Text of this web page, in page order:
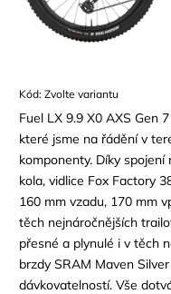
Kód: Zvolte variantu
Fuel LX 9.9 X0 AXS Gen
které jsme na řádění v
komponenty. Díky
kola, vidlice Fox Factory
160 mm vzadu, 170 mm
těch nejnáročnějších
přesné a plynulé i v těch
brzdy SRAM Maven
dávkovatelností. Vše